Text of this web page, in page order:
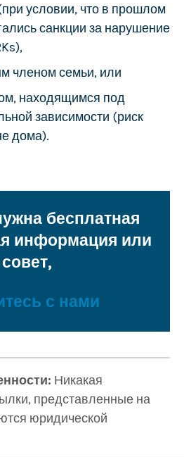
условии, что в прошлом
санкции за нарушение
членом семьи, или
находящимся под
зависимости (риск
дома).
бесплатная
информация или
совет,
с нами
Никакая
представленные на
юридической